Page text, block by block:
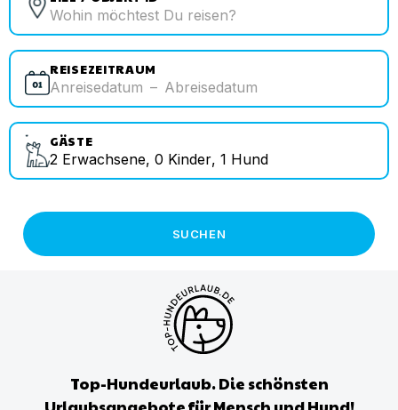
REISEZEITRAUM
Anreisedatum – Abreisedatum
GÄSTE
2 Erwachsene, 0 Kinder, 1 Hund
SUCHEN
Top-Hundeurlaub. Die schönsten